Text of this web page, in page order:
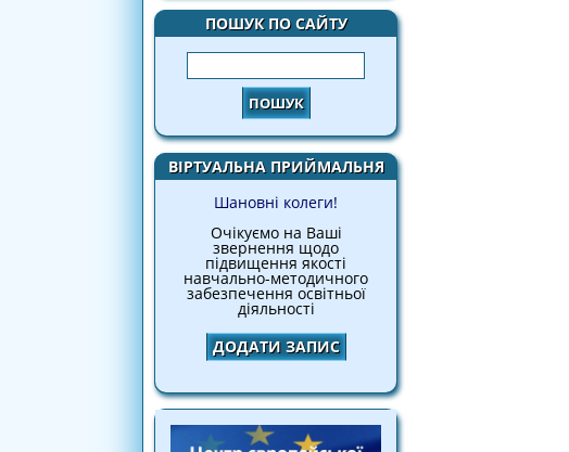
ПОШУК ПО САЙТУ
Пошук
ВІРТУАЛЬНА ПРИЙМАЛЬНЯ
Шановні колеги!
Очікуємо на Ваші
звернення щодо
підвищення якості
навчально-методичного
забезпечення освітньої
діяльності
ДОДАТИ ЗАПИС